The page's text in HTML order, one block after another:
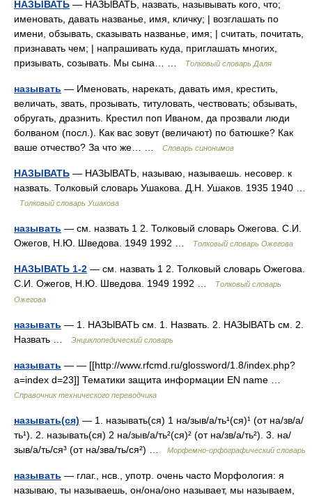
НАЗЫВАТЬ — НАЗЫВАТЬ, назвать, назывывать кого, что;
именовать, давать названье, имя, кличку; | возглашать по
имени, обзывать, сказывать названье, имя; | считать, почитать,
признавать чем; | напрашивать куда, приглашать многих,
призывать, созывать. Мы сына… …
Толковый словарь Даля
называть — Именовать, нарекать, давать имя, крестить,
величать, звать, прозывать, титуловать, чествовать; обзывать,
обругать, дразнить. Крестил поп Иваном, да прозвали люди
болваном (посл.). Как вас зовут (величают) по батюшке? Как
ваше отчество? За что же… …
Словарь синонимов
НАЗЫВАТЬ — НАЗЫВАТЬ, называю, называешь. несовер. к
назвать. Толковый словарь Ушакова. Д.Н. Ушаков. 1935 1940 …
Толковый словарь Ушакова
называть — см. назвать 1 2. Толковый словарь Ожегова. С.И.
Ожегов, Н.Ю. Шведова. 1949 1992 …
Толковый словарь Ожегова
НАЗЫВАТЬ 1-2 — см. назвать 1 2. Толковый словарь Ожегова.
С.И. Ожегов, Н.Ю. Шведова. 1949 1992 …
Толковый словарь
Ожегова
называть — 1. НАЗЫВАТЬ см. 1. Назвать. 2. НАЗЫВАТЬ см. 2.
Назвать …
Энциклопедический словарь
называть — — [[http://www.rfcmd.ru/glossword/1.8/index.php?
a=index d=23]] Тематики защита информации EN name …
Справочник технического переводчика
называть(ся) — 1. называть(ся) 1 на/зыв/а/ть¹(ся)¹ (от на/зв/а/
ть¹). 2. называть(ся) 2 на/зыв/а/ть²(ся)² (от на/зв/а/ть²). 3. на/
зыв/а/ть/ся³ (от на/зва/ть/ся²) …
Морфемно-орфографический словарь
называть — глаг., нсв., употр. очень часто Морфология: я
называю, ты называешь, он/она/оно называет, мы называем,